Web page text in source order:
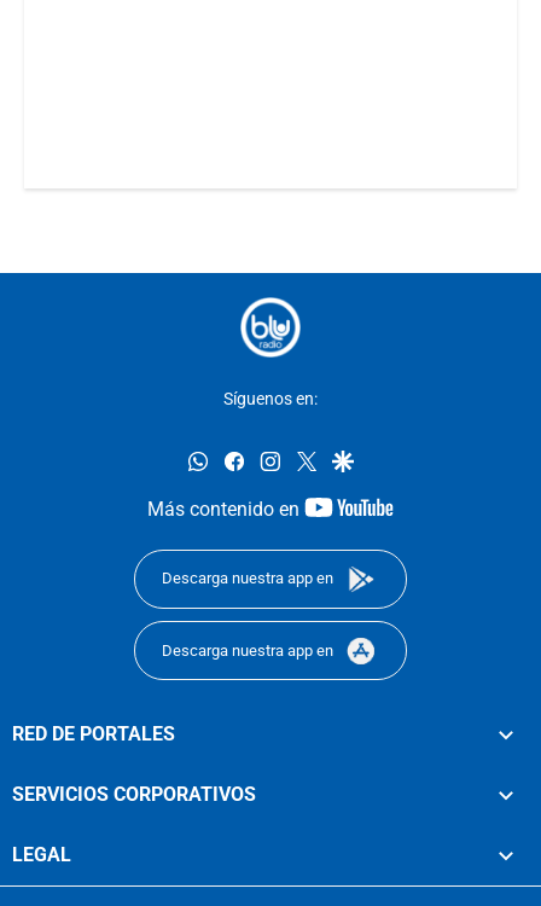
Síguenos en:
whatsappfacebookinstagram
twittergoogle
Más contenido en
youtube-
Descarga nuestra app en
Descarga nuestra app en
RED DE PORTALES
SERVICIOS CORPORATIVOS
LEGAL